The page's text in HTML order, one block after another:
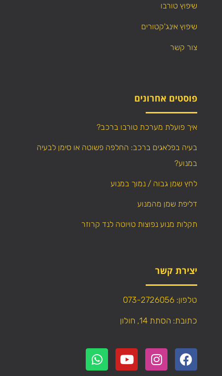
שיפוץ טורבו
שיפוץ אינג'קטורים
צור קשר
פוסטים אחרונים
איך פועלת מערכת טורבו ברכב?
בעיה בפלאגים ברכב: החלפה פשוטה או סימן לבעיה
במנוע?
לחץ שמן גבוה / נמוך במנוע
דליפת שמן מהמנוע
תקלות מנוע נפוצות טויוטה לנד קרוזר
יצירת קשר
טלפון: 073-2726056
כתובת: הסתת 14, חולון